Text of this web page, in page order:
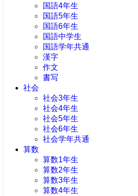
国語4年生
国語5年生
国語6年生
国語中学生
国語学年共通
漢字
作文
書写
社会
社会3年生
社会4年生
社会5年生
社会6年生
社会学年共通
算数
算数1年生
算数2年生
算数3年生
算数4年生